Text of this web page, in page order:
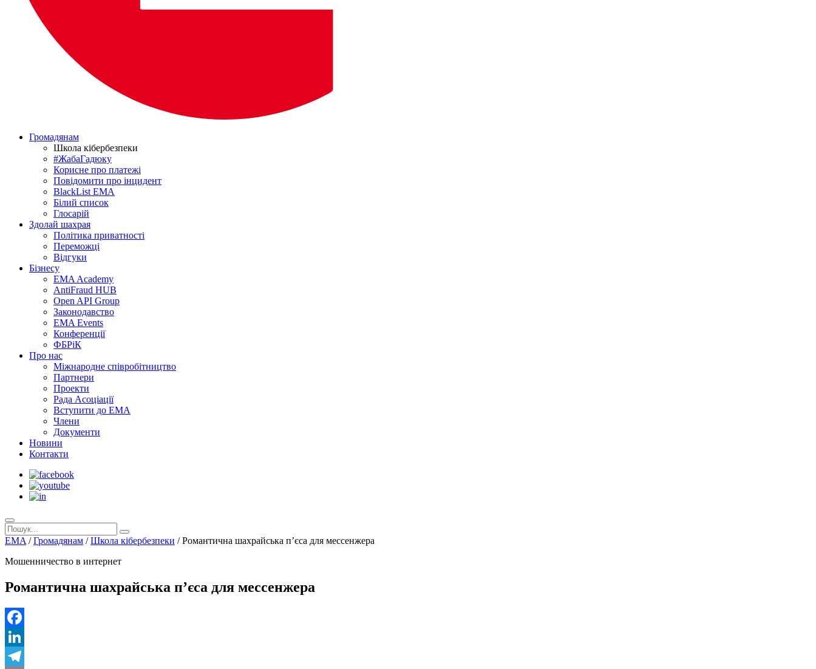
Громадянам
Школа кібербезпеки
#ЖабаГадюку
Корисне про платежі
Повідомити про інцидент
BlackList EMA
Білий список
Глосарій
Здолай шахрая
Політика приватності
Переможцi
Відгуки
Бізнесу
EMA Academy
AntiFraud HUB
Open API Group
Законодавство
EMA Events
Конференції
ФБРіК
Про нас
Міжнародне співробітництво
Партнери
Проекти
Рада Асоціації
Вступити до ЕМА
Члени
Документи
Новини
Контакти
EMA /Громадянам /Школа кібербезпеки /Романтична шахрайська п’єса для мессенжера
Мошенничество в интернет
Романтична шахрайська п’єса для мессенжера
Facebook
LinkedIn